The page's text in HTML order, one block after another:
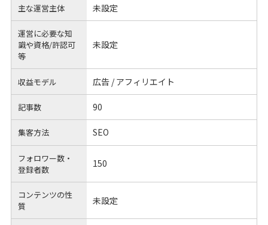
主な運営主体 未設定
運営に必要な知
識や資格/許認可
等
未設定
収益モデル 広告 / アフィリエイト
記事数 90
集客方法 SEO
フォロワー数・
登録者数
150
コンテンツの性
質
未設定